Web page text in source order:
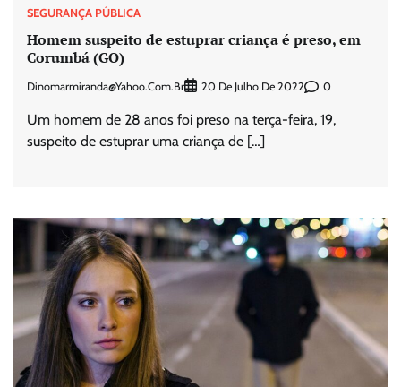
SEGURANÇA PÚBLICA
Homem suspeito de estuprar criança é preso, em
Corumbá (GO)
Dinomarmiranda@yahoo.com.br 20 De Julho De 2022 0
Um homem de 28 anos foi preso na terça-feira, 19,
suspeito de estuprar uma criança de […]